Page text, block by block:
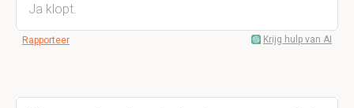
Ja klopt.
Rapporteer Krijg hulp van AI